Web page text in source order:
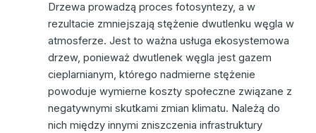
Drzewa prowadzą proces fotosyntezy, a w
rezultacie zmniejszają stężenie dwutlenku węgla w
atmosferze. Jest to ważna usługa ekosystemowa
drzew, ponieważ dwutlenek węgla jest gazem
cieplarnianym, którego nadmierne stężenie
powoduje wymierne koszty społeczne związane z
negatywnymi skutkami zmian klimatu. Należą do
nich między innymi zniszczenia infrastruktury